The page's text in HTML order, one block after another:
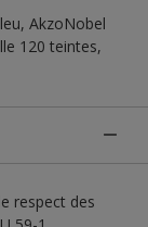
AkzoNobel
120 teintes,
respect des